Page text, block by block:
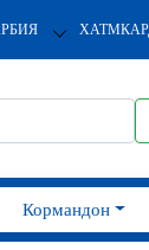
Кормандон